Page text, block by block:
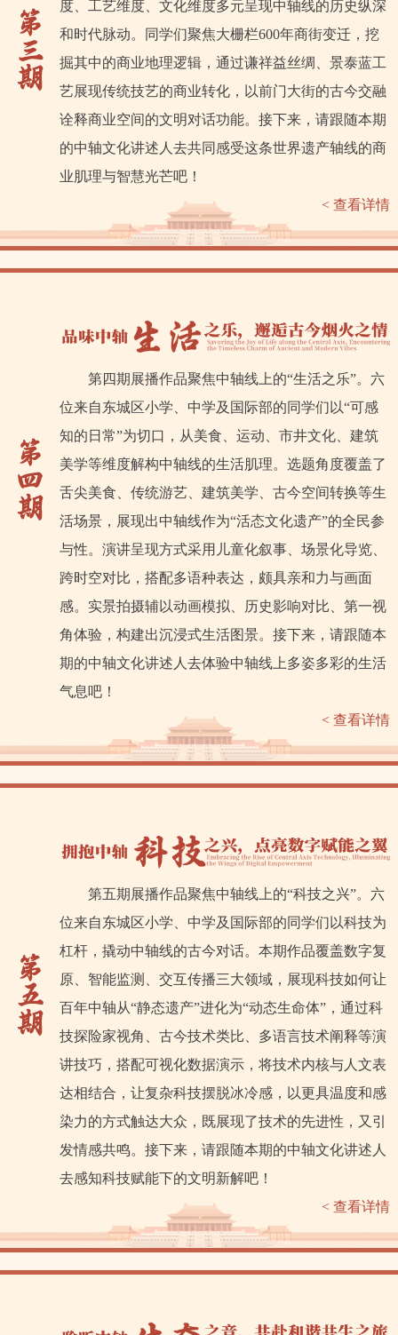
度、工艺维度、文化维度多元呈现中轴线的历史纵深
和时代脉动。同学们聚焦大栅栏600年商街变迁，挖
掘其中的商业地理逻辑，通过谦祥益丝绸、景泰蓝工
艺展现传统技艺的商业转化，以前门大街的古今交融
诠释商业空间的文明对话功能。接下来，请跟随本期
的中轴文化讲述人去共同感受这条世界遗产轴线的商
业肌理与智慧光芒吧！
< 查看详情
第四期展播作品聚焦中轴线上的“生活之乐”。六
位来自东城区小学、中学及国际部的同学们以“可感
知的日常”为切口，从美食、运动、市井文化、建筑
美学等维度解构中轴线的生活肌理。选题角度覆盖了
舌尖美食、传统游艺、建筑美学、古今空间转换等生
活场景，展现出中轴线作为“活态文化遗产”的全民参
与性。演讲呈现方式采用儿童化叙事、场景化导览、
跨时空对比，搭配多语种表达，颇具亲和力与画面
感。实景拍摄辅以动画模拟、历史影响对比、第一视
角体验，构建出沉浸式生活图景。接下来，请跟随本
期的中轴文化讲述人去体验中轴线上多姿多彩的生活
气息吧！
< 查看详情
第五期展播作品聚焦中轴线上的“科技之兴”。六
位来自东城区小学、中学及国际部的同学们以科技为
杠杆，撬动中轴线的古今对话。本期作品覆盖数字复
原、智能监测、交互传播三大领域，展现科技如何让
百年中轴从“静态遗产”进化为“动态生命体”，通过科
技探险家视角、古今技术类比、多语言技术阐释等演
讲技巧，搭配可视化数据演示，将技术内核与人文表
达相结合，让复杂科技摆脱冰冷感，以更具温度和感
染力的方式触达大众，既展现了技术的先进性，又引
发情感共鸣。接下来，请跟随本期的中轴文化讲述人
去感知科技赋能下的文明新解吧！
< 查看详情